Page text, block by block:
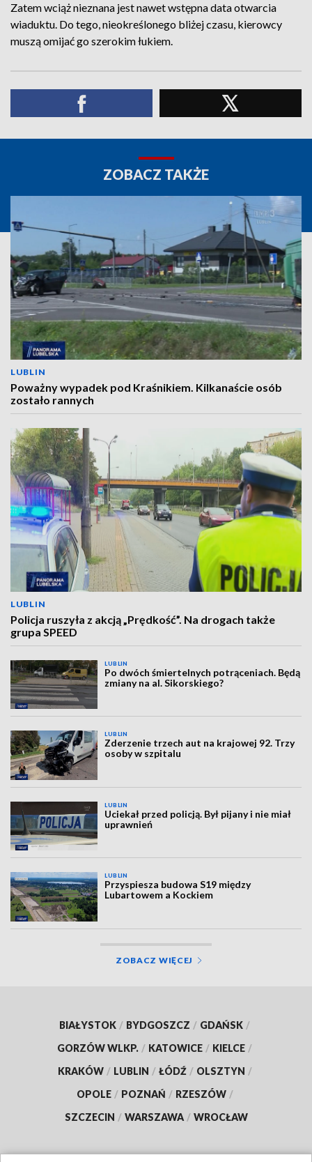
Zatem wciąż nieznana jest nawet wstępna data otwarcia
wiaduktu. Do tego, nieokreślonego bliżej czasu, kierowcy
muszą omijać go szerokim łukiem.
ZOBACZ TAKŻE
LUBLIN
Poważny wypadek pod Kraśnikiem. Kilkanaście osób
zostało rannych
LUBLIN
Policja ruszyła z akcją „Prędkość”. Na drogach także
grupa SPEED
LUBLIN
Po dwóch śmiertelnych potrąceniach. Będą
zmiany na al. Sikorskiego?
LUBLIN
Zderzenie trzech aut na krajowej 92. Trzy
osoby w szpitalu
LUBLIN
Uciekał przed policją. Był pijany i nie miał
uprawnień
LUBLIN
Przyspiesza budowa S19 między
Lubartowem a Kockiem
ZOBACZ WIĘCEJ
BIAŁYSTOK / BYDGOSZCZ / GDAŃSK /
GORZÓW WLKP. / KATOWICE / KIELCE /
KRAKÓW / LUBLIN / ŁÓDŹ / OLSZTYN /
OPOLE / POZNAŃ / RZESZÓW /
SZCZECIN / WARSZAWA / WROCŁAW